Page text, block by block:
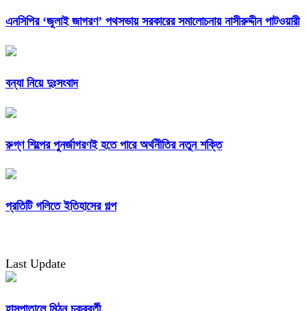
এনসিপির ‘জুলাই জাগরণ’ পথসভায় সরকারের সমালোচনায় নাসীরুদ্দীন পাটওয়ারী
বন্যা নিয়ে দুঃসংবাদ
রুগ্ণ শিল্পের পুনর্জাগরণই হতে পারে অর্থনীতির নতুন শক্তি
প্রতিটি গলিতে ইতিহাসের গল্প
Last Update